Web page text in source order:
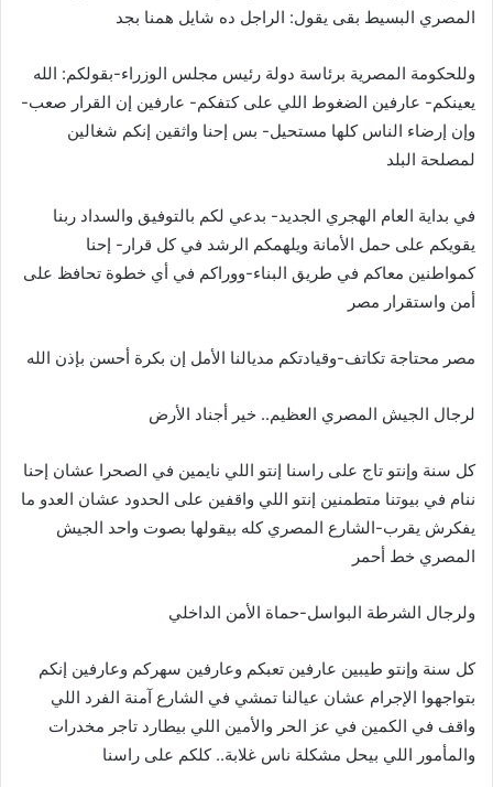
المصري البسيط بقى يقول: الراجل ده شايل همنا بجد
وللحكومة المصرية برئاسة دولة رئيس مجلس الوزراء-بقولكم: الله
يعينكم- عارفين الضغوط اللي على كتفكم- عارفين إن القرار صعب-
وإن إرضاء الناس كلها مستحيل- بس إحنا واثقين إنكم شغالين
لمصلحة البلد
في بداية العام الهجري الجديد- بدعي لكم بالتوفيق والسداد ربنا
يقويكم على حمل الأمانة ويلهمكم الرشد في كل قرار- إحنا
كمواطنين معاكم في طريق البناء-ووراكم في أي خطوة تحافظ على
أمن واستقرار مصر
مصر محتاجة تكاتف-وقيادتكم مديالنا الأمل إن بكرة أحسن بإذن الله
لرجال الجيش المصري العظيم.. خير أجناد الأرض
كل سنة وإنتو تاج على راسنا إنتو اللي نايمين في الصحرا عشان إحنا
ننام في بيوتنا متطمنين إنتو اللي واقفين على الحدود عشان العدو ما
يفكرش يقرب-الشارع المصري كله بيقولها بصوت واحد الجيش
المصري خط أحمر
ولرجال الشرطة البواسل-حماة الأمن الداخلي
كل سنة وإنتو طيبين عارفين تعبكم وعارفين سهركم وعارفين إنكم
بتواجهوا الإجرام عشان عيالنا تمشي في الشارع آمنة الفرد اللي
واقف في الكمين في عز الحر والأمين اللي بيطارد تاجر مخدرات
والمأمور اللي بيحل مشكلة ناس غلابة.. كلكم على راسنا